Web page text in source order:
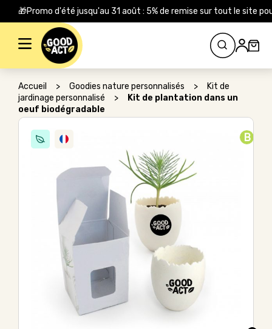
🎁Promo d'été jusqu'au 31 août : 5% de remise sur tout le site
Rechercher :
Accueil > Goodies nature personnalisés >
Kit de
jardinage personnalisé
>
Kit de plantation dans un
oeuf biodégradable
B